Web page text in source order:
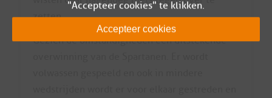
zetten.
Gezien de omstandigheden een uitstekende
"Accepteer cookies" te klikken.
Accepteer cookies